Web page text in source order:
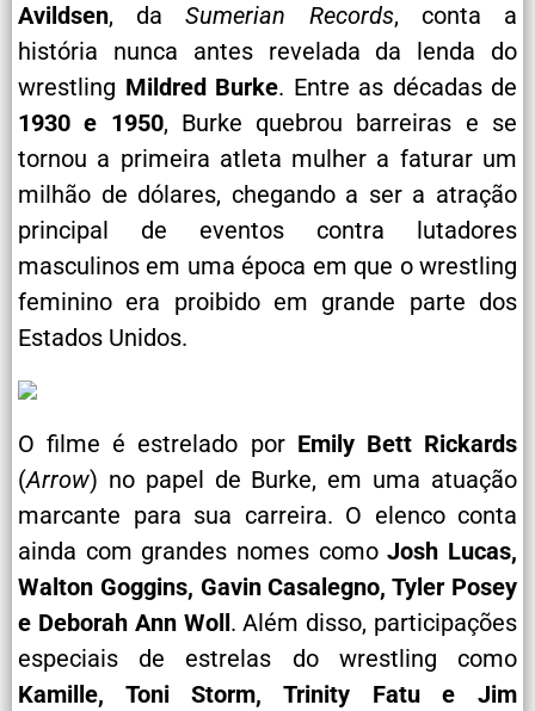
Avildsen, daSumerian Records, conta a
história nunca antes revelada da lenda do
wrestling Mildred Burke. Entre as décadas de
1930 e 1950, Burke quebrou barreiras e se
tornou a primeira atleta mulher a faturar um
milhão de dólares, chegando a ser a atração
principal de eventos contra lutadores
masculinos em uma época em que o wrestling
feminino era proibido em grande parte dos
Estados Unidos.
O filme é estrelado por Emily Bett Rickards
(Arrow) no papel de Burke, em uma atuação
marcante para sua carreira. O elenco conta
ainda com grandes nomes comoJosh Lucas,
Walton Goggins, Gavin Casalegno, Tyler Posey
e Deborah Ann Woll. Além disso, participações
especiais de estrelas do wrestling como
Kamille, Toni Storm, Trinity Fatu e Jim